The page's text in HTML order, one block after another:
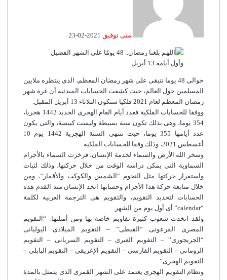
منى توفيق 2021-02-23
حوالى 48 يوما تتبقى على شهر رمضان المعظم، الذى ينتظره ملايين
المسلمين حول العالم، حيث كشفت الحسابات المبدئية أن غرة شهر
رمضان المعظم لعام 2021 فلكيا ستكون الثلاثاء 13 أبريل المقبل.
ووفقا للحسابات الفلكية فعدد أيام العام الهجرى الجديد 1442 هجريا،
354 يوما، وهى بذلك تكون سنة بسيطة وليست كبيسة، والتى يكون
عدد أيامها 355 يوما، حيث تنتهى السنة الهجرية 1442 يوم 10
أغسطس 2021، وذلك وفقا للحسابات الفلكية.
وسخر الله الأرض والسماء لخدمة الإنسان، فزخرت السماء بالأجرام
السماوية التى يمكن دراسة الوقت من خلال حركتها، وذلك لثبات
واستقرار حركتها مثل النجوم “الشمس والكوكب والأقمار”، ومن
خلال متابعة حركة هذا الأجرام وحسابها اتخذ الإنسان منذ القدم هذه
الحسابات لتحديد التقويم، والتقويم هى الترجمة العربية لكلمة
“calendar” أى أول يوم من الشهر.
ولقد اتخذت شعوب كثيرة تقاويم خاصة بها ومن أمثلتها: “التقويم
المصرى الفرعونى “القبطى” – التقويم الميلادى اليوليانى
“الجريجورى” – التقويم العبرى – التقويم السريانى – التقويم
الرومانى – التقويم الفارسى – التقويم الإغريقى – التقويم البابلى –
التقويم الهجرى”.
ونظام التقويم الهجرى يعتمد على الشهر القمرى الذى يتمثل بالمدة